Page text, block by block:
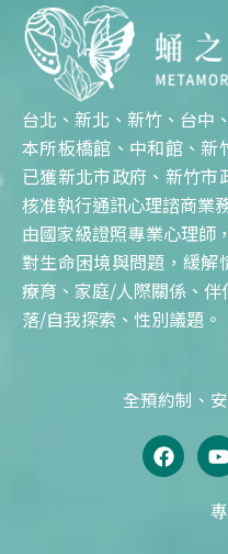
台北、新北、新竹、台中
本所板橋館、中和館、新
已獲新北市政府、新竹市
核准執行通訊心理諮商業
由國家級證照專業心理師
對生命困境與問題，緩解
療育、家庭/人際關係、
落/自我探索、性別議題。
全預約制、
F
a
c
Y
o
u
t